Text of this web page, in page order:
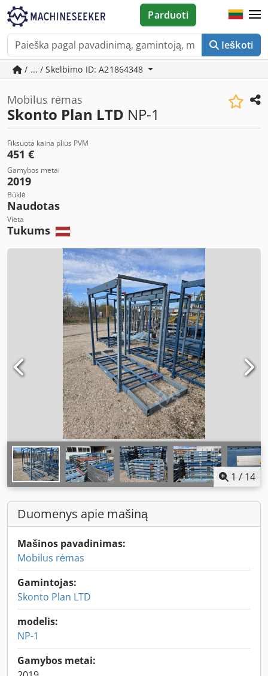
Ieškoti
Parduoti
/ ... / Skelbimo ID: A21864348
Mobilus rėmas
Skonto Plan LTD NP-1
Fiksuota kaina plius PVM
451 €
Gamybos metai
2019
Būklė
Naudotas
Vieta
Tukums
1 / 14
Duomenys apie mašiną
Mašinos pavadinimas:
Mobilus rėmas
Gamintojas:
Skonto Plan LTD
modelis:
NP-1
Gamybos metai: